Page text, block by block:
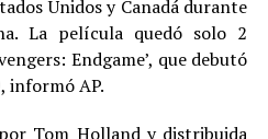
Unidos y Canadá durante
La película quedó solo 2
Endgame’, que debutó
informó AP.
Tom Holland y distribuida